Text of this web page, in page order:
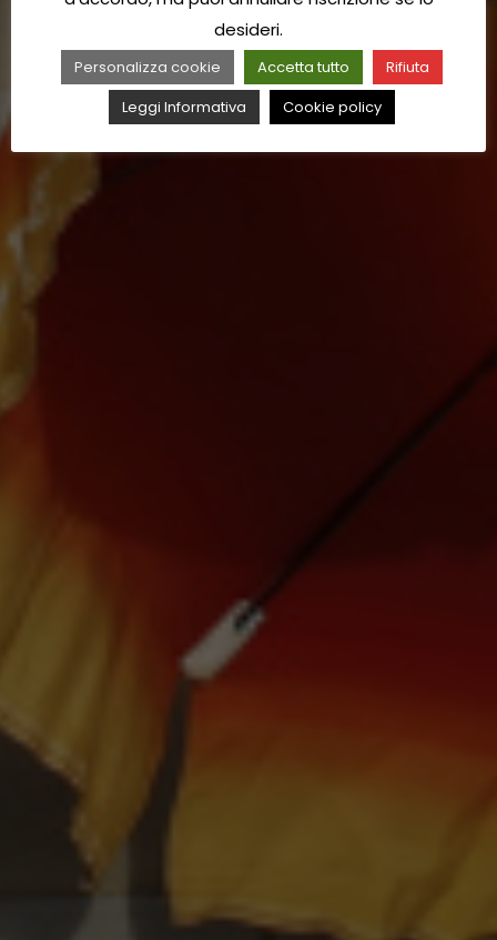
desideri.
Personalizza cookie Accetta tutto
Rifiuta
Leggi Informativa
Cookie policy